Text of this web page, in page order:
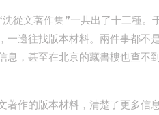
從文著作集”一共出了十三種。
邊往找版本材料。兩件事都不是
息，甚至在北京的藏書樓也查不
作的版本材料，清楚了更多信息